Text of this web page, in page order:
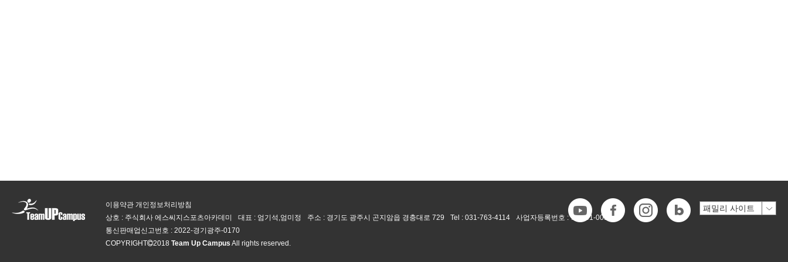
이용약관 개인정보처리방침
상호 : 주식회사 에스씨지스포츠아카데미
대표 : 엄기석,엄미정 주소 : 경기도 광주시 곤지암읍 경충대로 729 Tel : 031-763-4114 사업자등록번호 :718-81-00546
통신판매업신고번호 : 2022-경기광주-0170
COPYRIGHT
2018 Team Up Campus All rights reserved.